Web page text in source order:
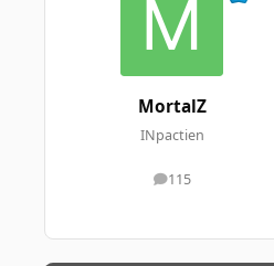
MortalZ
INpactien
115
messages